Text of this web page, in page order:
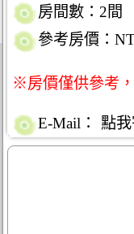
房間數：2間
參考房價：
※房價僅供參考
E-Mail： 點